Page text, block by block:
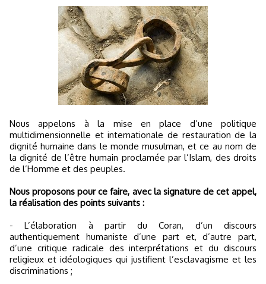
Nous appelons à la mise en place d’une politique
multidimensionnelle et internationale de restauration de la
dignité humaine dans le monde musulman, et ce au nom de
la dignité de l’être humain proclamée par l’Islam, des droits
de l’Homme et des peuples.
Nous proposons pour ce faire, avec la signature de cet appel,
la réalisation des points suivants :
- L’élaboration à partir du Coran, d’un discours
authentiquement humaniste d’une part et, d’autre part,
d’une critique radicale des interprétations et du discours
religieux et idéologiques qui justifient l’esclavagisme et les
discriminations ;